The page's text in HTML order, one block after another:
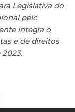
Legislativa do
pelo
integra o
e de direitos